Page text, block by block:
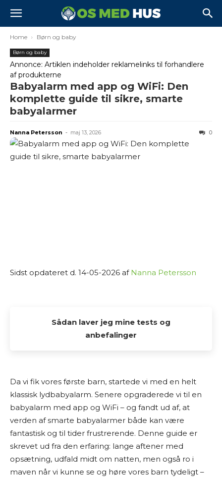
Home Børn og baby
Børn og baby
Annonce: Artiklen indeholder reklamelinks til forhandlere
af produkterne
Babyalarm med app og WiFi: Den
komplette guide til sikre, smarte
babyalarmer
Nanna Petersson - maj 13, 2026 0
Sidst opdateret d. 14-05-2026 af Nanna Petersson
Sådan laver jeg mine tests og
anbefalinger
fra min side. Jeg elsker at dykke ned i produkter,
sammenligne muligheder og dele min research
med andre, der også vil finde det bedste valg til
hjemmet.
Jeg laver ikke fysiske tests af produkterne selv.
Mine “tests” og anbefalinger er baseret på
grundig research. Det betyder, at jeg læser
Da vi fik vores første barn, startede vi med en helt
klassisk lydbabyalarm. Senere opgraderede vi til en
babyalarm med app og WiFi – og fandt ud af, at
verden af smarte babyalarmer både kan være
fantastisk og til tider frustrerende. Denne guide er
skrevet ud fra den erfaring: lange aftener med
opsætning, udfald midt om natten, men også ro i
maven når vi kunne se og høre vores barn tydeligt –